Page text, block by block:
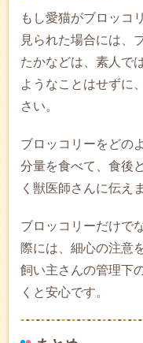
もし愛猫がブロッコ
見られた場合には、
たかなどは、素人で
ようなことはせずに
さい。
ブロッコリーをどの
分量を食べて、食後
く獣医師さんに伝え
ブロッコリーだけで
際には、細心の注意
飼い主さんの管理下
くと安心です。